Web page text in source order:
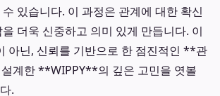
있습니다. 이 과정은 관계에 대한 확신
더욱 신중하고 의미 있게 만듭니다. 이
아닌, 신뢰를 기반으로 한 점진적인 **관
계한 **WIPPY**의 깊은 고민을 엿볼
.